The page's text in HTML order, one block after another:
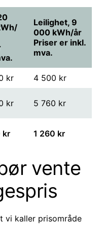
Leilighet, 9
000 kWh/år
Priser er inkl.
mva.
kr
4 500 kr
kr 5 760 kr
kr 1 260 kr
vente
vi kaller prisområde